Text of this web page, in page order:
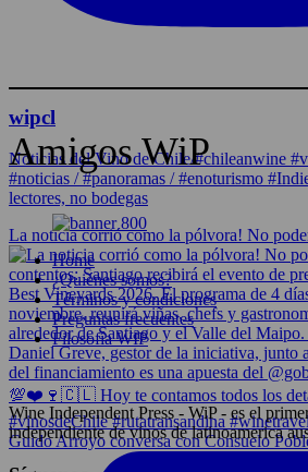
wipcl
Noticias del Vino de Chile/#chileanwine
#noticias / #panoramas / #enoturismo
lectores, no bodegas
La noticia corrió como la pólvora! No
Guido Arroyo conversa con Consuelo
Amigos WiP
Home
¿Quiénes somos?
Términos y condiciones
Preguntas frecuentes
Filosofía WIP
Wine Independent Press - WiP - es el
independiente de vinos de latinoamerica